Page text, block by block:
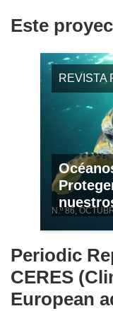
Este
REVISTA
N.º 86,
Periodic
CERES
European